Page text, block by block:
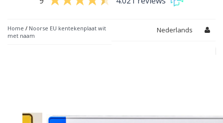
Home / Noorse EU kentekenplaat wit
met naam
Nederlands